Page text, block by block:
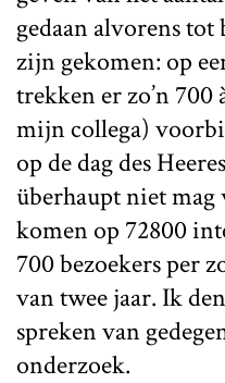
gedaan alvorens tot
zijn gekomen: op
trekken er zo’n
mijn collega)
op de dag des
überhaupt niet mag
komen op 72800
700 bezoekers per
van twee jaar. Ik
spreken van
onderzoek.